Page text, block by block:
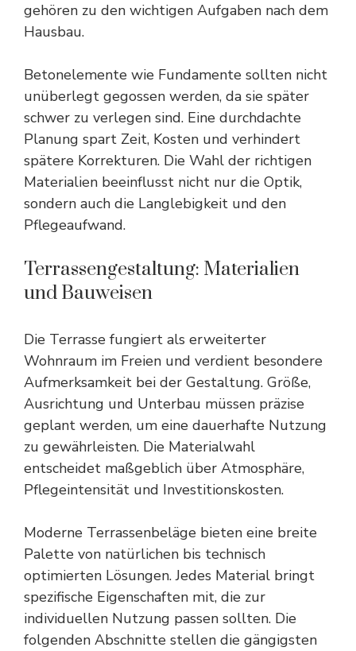
gehören zu den wichtigen Aufgaben nach dem
Hausbau.
Betonelemente wie Fundamente sollten nicht
unüberlegt gegossen werden, da sie später
schwer zu verlegen sind. Eine durchdachte
Planung spart Zeit, Kosten und verhindert
spätere Korrekturen. Die Wahl der richtigen
Materialien beeinflusst nicht nur die Optik,
sondern auch die Langlebigkeit und den
Pflegeaufwand.
Terrassengestaltung: Materialien
und Bauweisen
Die Terrasse fungiert als erweiterter
Wohnraum im Freien und verdient besondere
Aufmerksamkeit bei der Gestaltung. Größe,
Ausrichtung und Unterbau müssen präzise
geplant werden, um eine dauerhafte Nutzung
zu gewährleisten. Die Materialwahl
entscheidet maßgeblich über Atmosphäre,
Pflegeintensität und Investitionskosten.
Moderne Terrassenbeläge bieten eine breite
Palette von natürlichen bis technisch
optimierten Lösungen. Jedes Material bringt
spezifische Eigenschaften mit, die zur
individuellen Nutzung passen sollten. Die
folgenden Abschnitte stellen die gängigsten